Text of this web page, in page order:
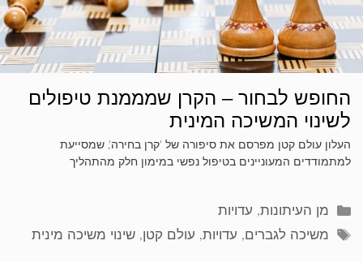
החופש לבחור – הקרן שמממנת טיפולים
לשינוי המשיכה המינית
העלון עולם קטן מפרסם את סיפורה של 'קרן בחירה', שמסייעת
למתמודדים המעוניינים בטיפול נפשי במימון חלק מהתהליך
קטגוריות
מן העיתונות, עדויות
תגיות
משיכה לגברים, עדויות, עולם קטן,שינוי משיכה מינית